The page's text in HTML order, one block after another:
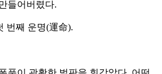
들어버렸다.
번째 운명(運命).